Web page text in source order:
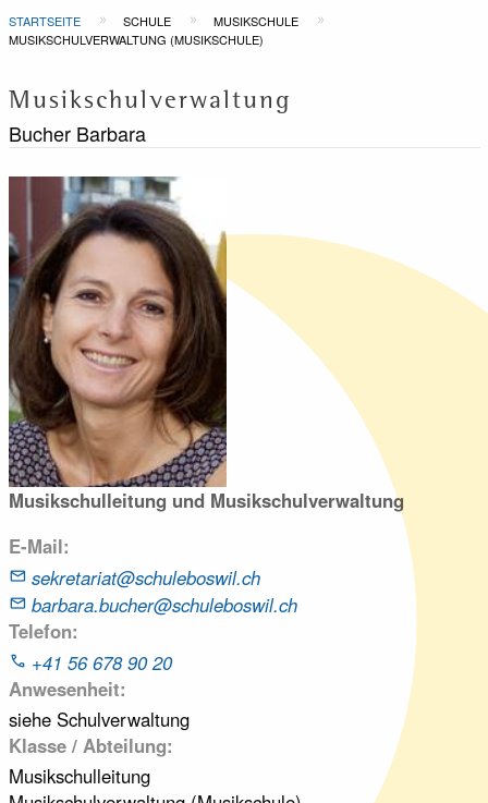
Pfadnavigation
STARTSEITE SCHULE
MUSIKSCHULE
MUSIKSCHULVERWALTUNG (MUSIKSCHULE)
Musikschulverwaltung
Bucher Barbara
Musikschulleitung und Musikschulverwaltung
E-Mail
sekretariat@schuleboswil.ch
barbara.bucher@schuleboswil.ch
Telefon
+41 56 678 90 20
Anwesenheit
siehe Schulverwaltung
Klasse / Abteilung
Musikschulleitung